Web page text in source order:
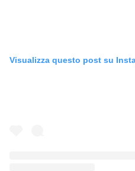
Visualizza questo post su